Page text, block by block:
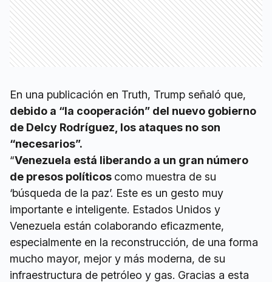
En una publicación en Truth, Trump señaló que,
debido a “la cooperación” del nuevo gobierno
de Delcy Rodríguez, los ataques no son
“necesarios”.
“Venezuela está liberando a un gran número
de presos políticos como muestra de su
‘búsqueda de la paz’. Este es un gesto muy
importante e inteligente. Estados Unidos y
Venezuela están colaborando eficazmente,
especialmente en la reconstrucción, de una forma
mucho mayor, mejor y más moderna, de su
infraestructura de petróleo y gas. Gracias a esta